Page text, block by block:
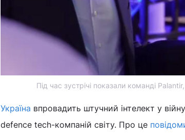
Під час зустрічі показали команді
Україна впровадить штучний інтелект у
defence tech-компаній світу. Про це